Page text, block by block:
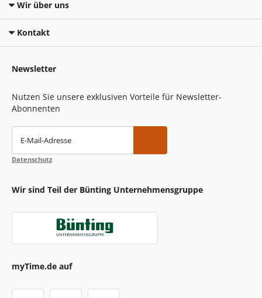
Wir über uns
Kontakt
Newsletter
Nutzen Sie unsere exklusiven Vorteile für Newsletter-
Abonnenten
E-Mail-Adresse
Datenschutz
Wir sind Teil der Bünting Unternehmensgruppe
myTime.de auf